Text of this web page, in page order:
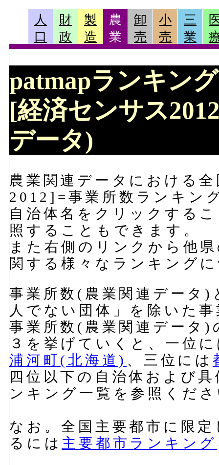
人
口
財
政
製
造
農
業
卸
売
小
売
三
業
patmapランキン
[経済センサス
データ)
農業関連データにおける
2012]=事業所数ランキン
自治体名をクリックする
照することもできます。
また右側のリンクから他
関する様々なランキング
事業所数(農業関連データ
人でない団体」を除いた
事業所数(農業関連データ
３を挙げていくと、一位
浦河町(北海道) 、三位には
四位以下の自治体および
ンキング一覧を参照くだ
なお。全国主要都市に限
るには 主要都市ランキング